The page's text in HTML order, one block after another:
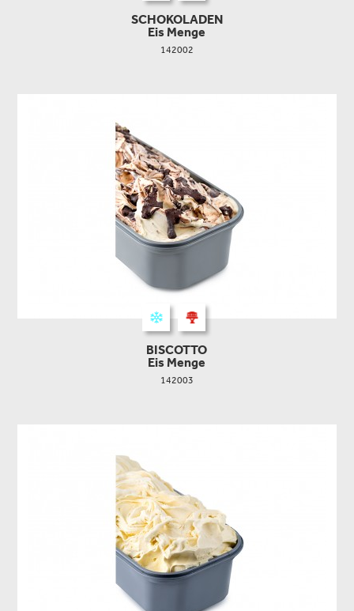
SCHOKOLADEN
Eis Menge
142002
BISCOTTO
Eis Menge
142003